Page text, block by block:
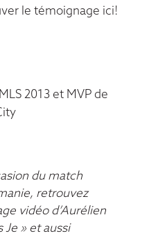
le témoignage ici!
2013 et MVP de
du match
retrouvez
vidéo d’Aurélien
Je »et aussi